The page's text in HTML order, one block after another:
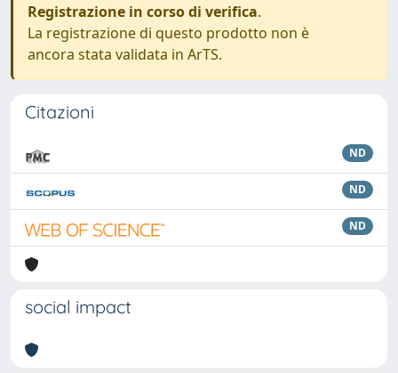
Registrazione in corso di verifica.
La registrazione di questo prodotto non è
ancora stata validata in ArTS.
Citazioni
ND
ND
ND
social impact